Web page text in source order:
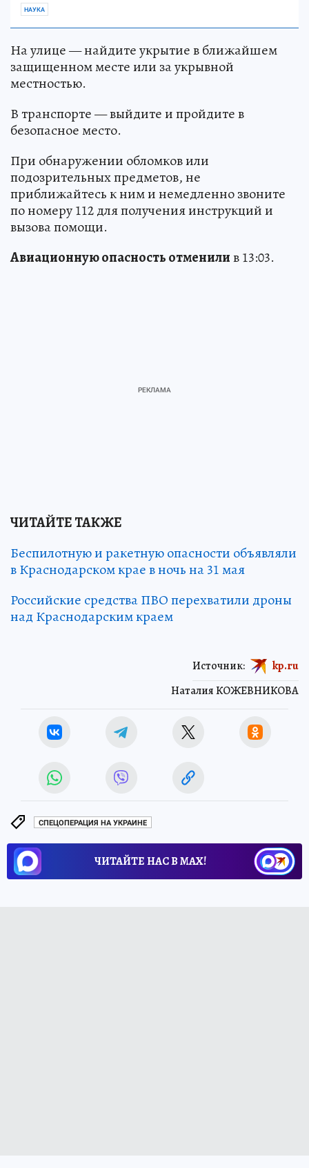
НАУКА
На улице — найдите укрытие в ближайшем
защищенном месте или за укрывной
местностью.
В транспорте — выйдите и пройдите в
безопасное место.
При обнаружении обломков или
подозрительных предметов, не
приближайтесь к ним и немедленно звоните
по номеру 112 для получения инструкций и
вызова помощи.
Авиационную опасность отменилив 13:03.
ЧИТАЙТЕ ТАКЖЕ
Беспилотную и ракетную опасности объявляли
в Краснодарском крае в ночь на 31 мая
Российские средства ПВО перехватили дроны
над Краснодарским краем
Наталия КОЖЕВНИКОВА
Источник: kp.ru
СПЕЦОПЕРАЦИЯ НА УКРАИНЕ
ЧИТАЙТЕ НАС В МАХ!